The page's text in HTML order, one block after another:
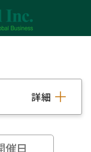
詳細